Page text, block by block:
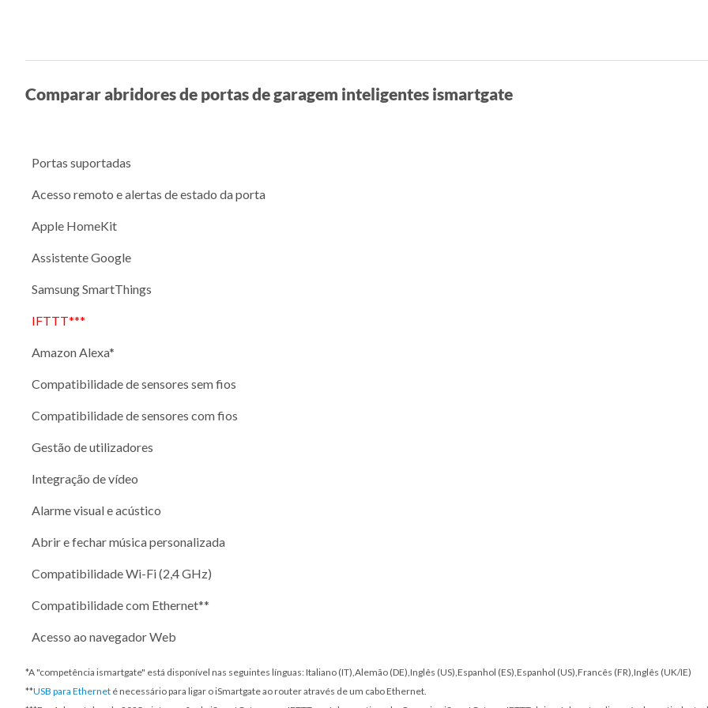
Comparar abridores de portas de garagem inteligentes ismartgate
Portas suportadas
Acesso remoto e alertas de estado da porta
Apple HomeKit
Assistente Google
Samsung SmartThings
IFTTT***
Amazon Alexa*
Compatibilidade de sensores sem fios
Compatibilidade de sensores com fios
Gestão de utilizadores
Integração de vídeo
Alarme visual e acústico
Abrir e fechar música personalizada
Compatibilidade Wi-Fi (2,4 GHz)
Compatibilidade com Ethernet**
Acesso ao navegador Web
*A "competência ismartgate" está disponível nas seguintes línguas: Italiano (IT),Alemão (DE),Inglês (US),Espanhol (ES),Espanhol (US),Francês (FR),Inglês (UK/IE)
**USB para Ethernet é necessário para ligar o iSmartgate ao router através de um cabo Ethernet.